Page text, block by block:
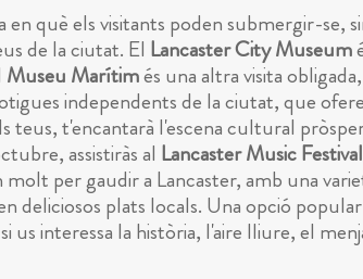
què els visitants poden submergir-se,
de la ciutat. El Lancaster City Museum
Museu Marítimés una altra visita
independents de la ciutat, que
teus, t'encantarà l'escena cultural
assistiràs al Lancaster Music
per gaudir a Lancaster, amb una
deliciosos plats locals. Una opció
interessa la història, l'aire lliure, el